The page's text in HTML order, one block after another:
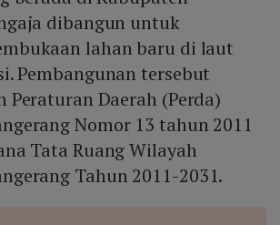
dibangun untuk
lahan baru di laut
Pembangunan tersebut
Peraturan Daerah (Perda)
Nomor 13 tahun 2011
Tata Ruang Wilayah
Tahun 2011-2031.